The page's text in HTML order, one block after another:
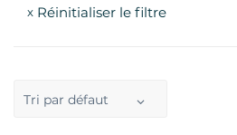
x Réinitialiser le filtre
Tri par défaut